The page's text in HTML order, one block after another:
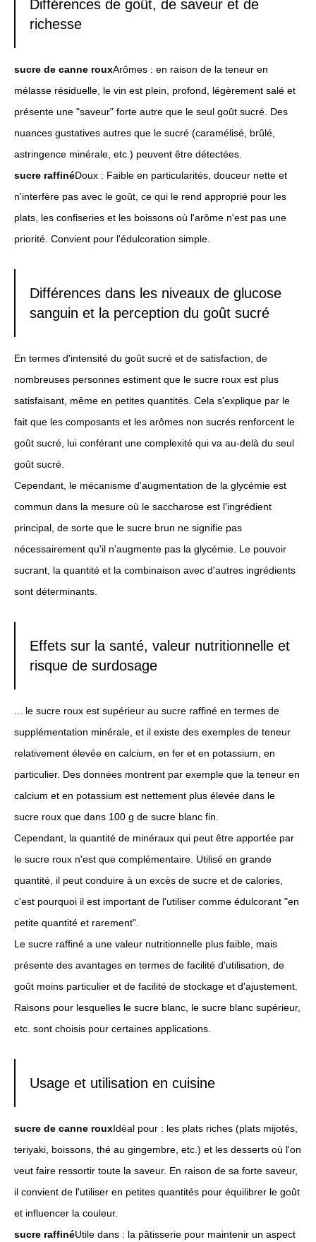
Différences de goût, de saveur et de
richesse
sucre de canne rouxArômes : en raison de la teneur en
mélasse résiduelle, le vin est plein, profond, légèrement salé et
présente une "saveur" forte autre que le seul goût sucré. Des
nuances gustatives autres que le sucré (caramélisé, brûlé,
astringence minérale, etc.) peuvent être détectées.
sucre raffinéDoux : Faible en particularités, douceur nette et
n'interfère pas avec le goût, ce qui le rend approprié pour les
plats, les confiseries et les boissons où l'arôme n'est pas une
priorité. Convient pour l'édulcoration simple.
Différences dans les niveaux de glucose
sanguin et la perception du goût sucré
En termes d'intensité du goût sucré et de satisfaction, de
nombreuses personnes estiment que le sucre roux est plus
satisfaisant, même en petites quantités. Cela s'explique par le
fait que les composants et les arômes non sucrés renforcent le
goût sucré, lui conférant une complexité qui va au-delà du seul
goût sucré.
Cependant, le mécanisme d'augmentation de la glycémie est
commun dans la mesure où le saccharose est l'ingrédient
principal, de sorte que le sucre brun ne signifie pas
nécessairement qu'il n'augmente pas la glycémie. Le pouvoir
sucrant, la quantité et la combinaison avec d'autres ingrédients
sont déterminants.
Effets sur la santé, valeur nutritionnelle et
risque de surdosage
... le sucre roux est supérieur au sucre raffiné en termes de
supplémentation minérale, et il existe des exemples de teneur
relativement élevée en calcium, en fer et en potassium, en
particulier. Des données montrent par exemple que la teneur en
calcium et en potassium est nettement plus élevée dans le
sucre roux que dans 100 g de sucre blanc fin.
Cependant, la quantité de minéraux qui peut être apportée par
le sucre roux n'est que complémentaire. Utilisé en grande
quantité, il peut conduire à un excès de sucre et de calories,
c'est pourquoi il est important de l'utiliser comme édulcorant "en
petite quantité et rarement".
Le sucre raffiné a une valeur nutritionnelle plus faible, mais
présente des avantages en termes de facilité d'utilisation, de
goût moins particulier et de facilité de stockage et d'ajustement.
Raisons pour lesquelles le sucre blanc, le sucre blanc supérieur,
etc. sont choisis pour certaines applications.
Usage et utilisation en cuisine
sucre de canne rouxIdéal pour : les plats riches (plats mijotés,
teriyaki, boissons, thé au gingembre, etc.) et les desserts où l'on
veut faire ressortir toute la saveur. En raison de sa forte saveur,
il convient de l'utiliser en petites quantités pour équilibrer le goût
et influencer la couleur.
sucre raffinéUtile dans : la pâtisserie pour maintenir un aspect